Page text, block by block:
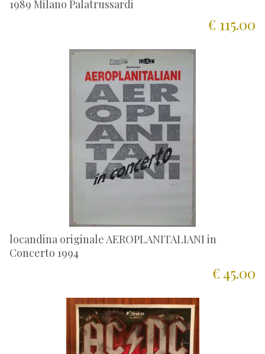
1989 Milano Palatrussardi
€ 115.00
locandina originale AEROPLANITALIANI in
Concerto 1994
€ 45.00